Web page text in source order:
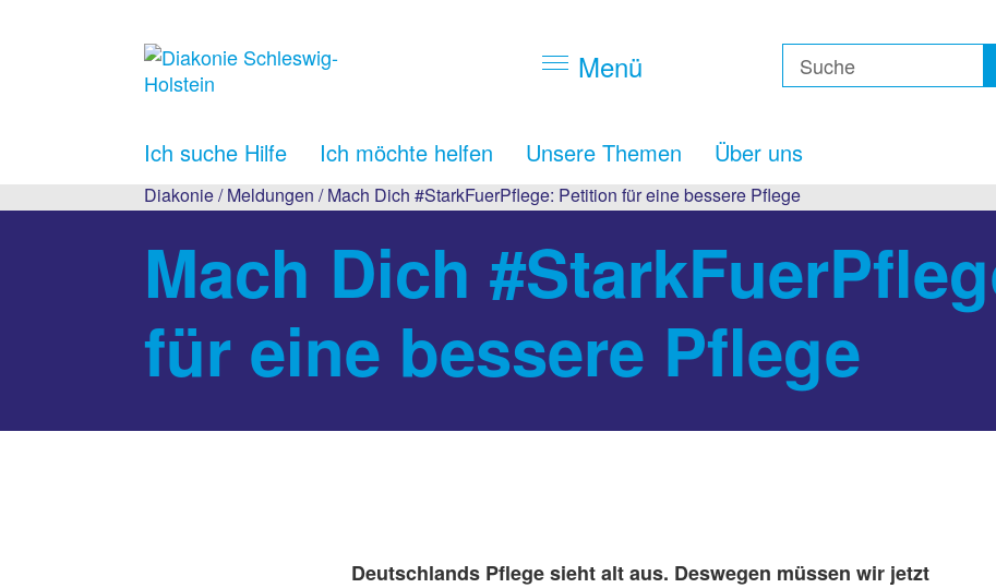
Menü
Ich suche Hilfe Ich möchte helfen Unsere Themen Über uns
Diakonie/Meldungen / Mach Dich #StarkFuerPflege: Petition für eine bessere Pflege
Mach Dich
für eine bessere Pflege
Deutschlands Pflege sieht alt aus. Deswegen müssen wir jetzt